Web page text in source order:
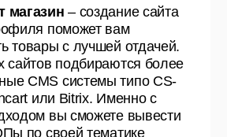
магазин– создание сайта
поможет вам
товары с лучшей отдачей.
сайтов подбираются более
CMS системы типо CS-
или Bitrix. Именно с
вы сможете вывести
по своей тематике